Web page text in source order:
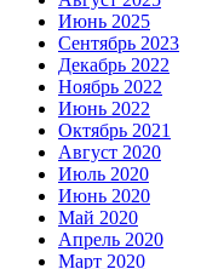
Июнь 2025
Сентябрь 2023
Декабрь 2022
Ноябрь 2022
Июнь 2022
Октябрь 2021
Август 2020
Июль 2020
Июнь 2020
Май 2020
Апрель 2020
Март 2020